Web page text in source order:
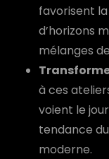
favorisent
d’horizons
mélanges
à ces
voient le
tendance
moderne.